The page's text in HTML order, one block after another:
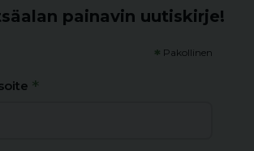
painavin uutiskirje!
* Pakollinen
*